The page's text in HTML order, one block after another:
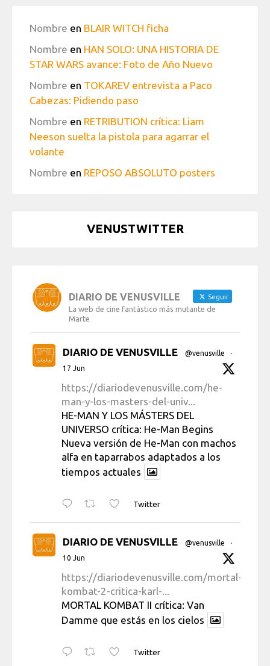
Nombre en BLAIR WITCH ficha
Nombre en HAN SOLO: UNA HISTORIA DE
STAR WARS avance: Foto de Año Nuevo
Nombre en TOKAREV entrevista a Paco
Cabezas: Pidiendo paso
Nombre en RETRIBUTION crítica: Liam
Neeson suelta la pistola para agarrar el
volante
Nombre en REPOSO ABSOLUTO posters
VENUSTWITTER
DIARIO DE VENUSVILLE Seguir
La web de cine fantástico más mutante de
Marte
DIARIO DE VENUSVILLE @venusville
·
17 Jun
https://diariodevenusville.com/he-
man-y-los-masters-del-univ...
HE-MAN Y LOS MÁSTERS DEL
UNIVERSO crítica: He-Man Begins
Nueva versión de He-Man con machos
alfa en taparrabos adaptados a los
tiempos actuales
Twitter
DIARIO DE VENUSVILLE @venusville
·
10 Jun
https://diariodevenusville.com/mortal-
kombat-2-critica-karl-...
MORTAL KOMBAT II crítica: Van
Damme que estás en los cielos
Twitter